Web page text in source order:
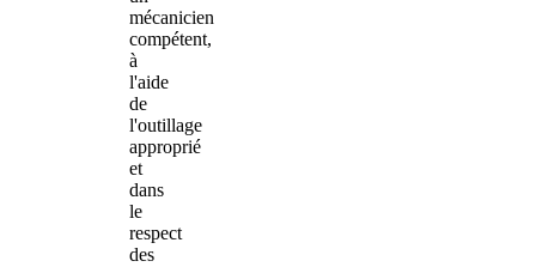
mécanicien
compétent,
à
l'aide
de
l'outillage
approprié
et
dans
le
respect
des